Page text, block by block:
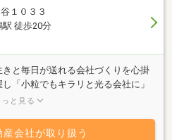
１０３３
駅 徒歩20分
と毎日が送れる会社づくりを心掛
「小粒でもキラリと光る会社に」
結し着実に地域に根をおろしてい
。
っと見る
産会社が取り扱う